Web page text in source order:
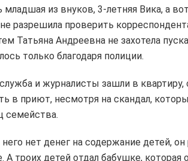
из внуков, 3-летняя Вика, а
разрешила проверить
Татьяна Андреевна не захотела
только благодаря полиции.
и журналисты зашли в
в приют, несмотря на скандал,
семейства.
нет денег на содержание детей,
троих детей отдал бабушке, которая